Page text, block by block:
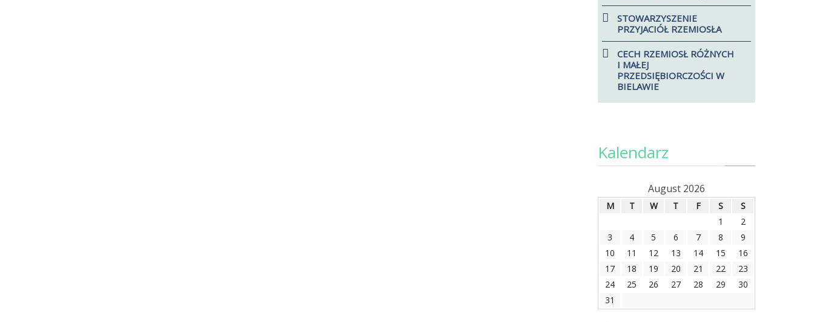
STOWARZYSZENIE
PRZYJACIÓŁ RZEMIOSŁA
CECH RZEMIOSŁ RÓŻNYCH
I MAŁEJ
PRZEDSIĘBIORCZOŚCI W
BIELAWIE
Kalendarz
August 2026
M T W T F S
S
1
2
3
4 5 6 7 8
9
10
11 12 13 14 15
16
17
18 19 20 21 22
23
24
25 26 27 28 29
30
31